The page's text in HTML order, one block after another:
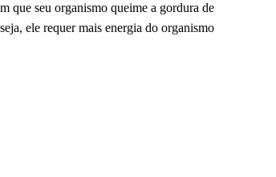
que seu organismo queime a gordura de
ele requer mais energia do organismo